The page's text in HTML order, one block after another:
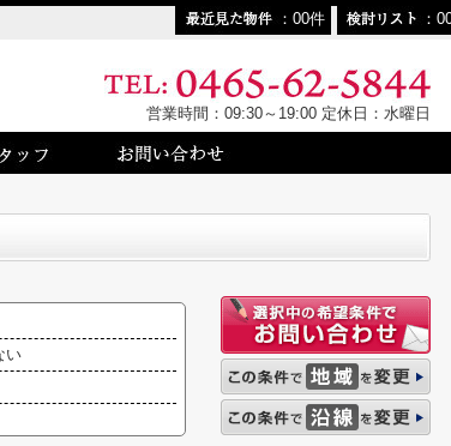
00
営業時間：09:30～19:00 定休日：水曜日
い